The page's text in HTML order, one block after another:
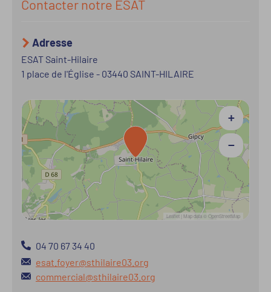
Contacter notre ESAT
Adresse
ESAT Saint-Hilaire
1 place de l'Église - 03440 SAINT-HILAIRE
+
−
Leaflet | Map data © OpenStreetMap
04 70 67 34 40
esat.foyer@sthilaire03.org
commercial@sthilaire03.org